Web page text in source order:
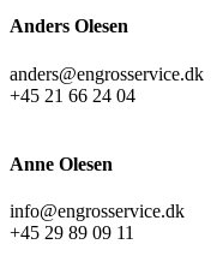
Anders Olesen
anders@engrosservice.dk
+45 21 66 24 04
Anne Olesen
info@engrosservice.dk
+45 29 89 09 11